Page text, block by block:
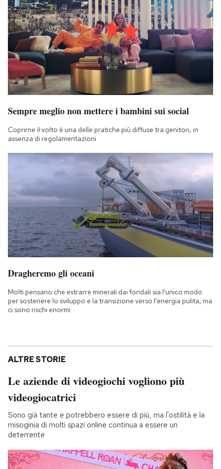
Sempre meglio non mettere i bambini sui social
Coprirne il volto è una delle pratiche più diffuse tra genitori, in
assenza di regolamentazioni
Dragheremo gli oceani
Molti pensano che estrarre minerali dai fondali sia l'unico modo
per sostenere lo sviluppo e la transizione verso l'energia pulita, ma
ci sono rischi enormi
ALTRE STORIE
Le aziende di videogiochi vogliono più
videogiocatrici
Sono già tante e potrebbero essere di più, ma l'ostilità e la
misoginia di molti spazi online continua a essere un
deterrente